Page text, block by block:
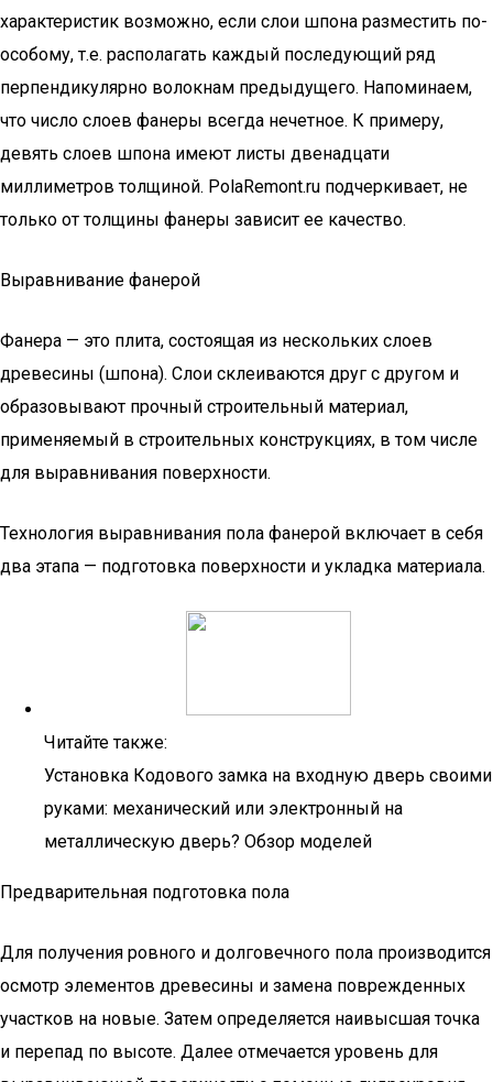
характеристик возможно, если слои шпона разместить по-
особому, т.е. располагать каждый последующий ряд
перпендикулярно волокнам предыдущего. Напоминаем,
что число слоев фанеры всегда нечетное. К примеру,
девять слоев шпона имеют листы двенадцати
миллиметров толщиной. PolaRemont.ru подчеркивает, не
только от толщины фанеры зависит ее качество.
Выравнивание фанерой
Фанера — это плита, состоящая из нескольких слоев
древесины (шпона). Слои склеиваются друг с другом и
образовывают прочный строительный материал,
применяемый в строительных конструкциях, в том числе
для выравнивания поверхности.
Технология выравнивания пола фанерой включает в себя
два этапа — подготовка поверхности и укладка материала.
Читайте также:
Установка Кодового замка на входную дверь своими
руками: механический или электронный на
металлическую дверь? Обзор моделей
Предварительная подготовка пола
Для получения ровного и долговечного пола производится
осмотр элементов древесины и замена поврежденных
участков на новые. Затем определяется наивысшая точка
и перепад по высоте. Далее отмечается уровень для